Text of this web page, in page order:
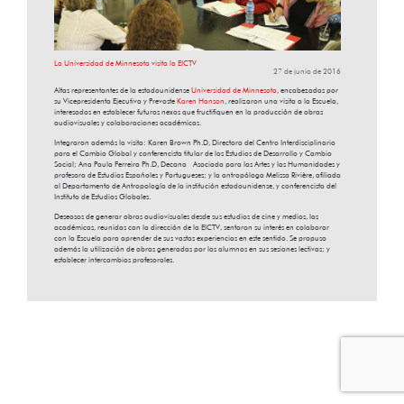
La Universidad de Minnesota visita la EICTV
27 de junio de 2016
Altas representantes de la estadounidense Universidad de Minnesota, encabezadas por
su Vicepresidenta Ejecutiva y Prevoste Karen Hanson , realizaron una visita a la Escuela,
interesados en establecer futuros nexos que fructifiquen en la producción de obras
audiovisuales y colaboraciones académicas.
Integraron además la visita: Karen Brown Ph.D, Directora del Centro Interdisciplinario
para el Cambio Global y conferencista titular de los Estudios de Desarrollo y Cambio
Social; Ana Paula Ferreira Ph.D, Decana Asociada para las Artes y las Humanidades y
profesora de Estudios Españoles y Portugueses; y la antropóloga Melissa Rivière, afiliada
al Departamento de Antropología de la institución estadounidense, y conferencista del
Instituto de Estudios Globales.
Deseosos de generar obras audiovisuales desde sus estudios de cine y medios, las
académicas, reunidas con la dirección de la EICTV, sentaron su interés en colaborar
con la Escuela para aprender de sus vastas experiencias en este sentido. Se propuso
además la utilización de obras generadas por los alumnos en sus sesiones lectivas; y
establecer intercambios profesorales.